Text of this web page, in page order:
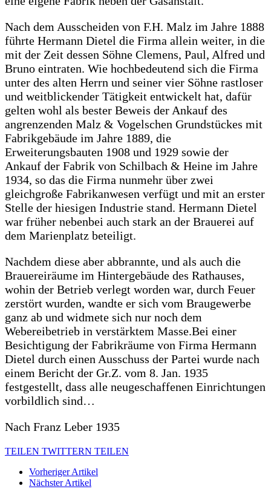
Nach dem Ausscheiden von F.H. Malz​ im Jahre 1888
führte Hermann Dietel die Firma allein weiter, in die
mit der Zeit dessen Söhne Clemens, Paul, Alfred und
Bruno eintraten. Wie hochbedeutend sich die Firma
unter des alten Herrn und seiner vier Söhne rastloser
und weitblickender Tätigkeit entwickelt hat, dafür
gelten wohl als bester Beweis der Ankauf des
angrenzenden Malz & Vogelschen Grundstückes mit
Fabrikgebäude im Jahre 1889, die
Erweiterungsbauten 1908 und 1929 sowie der
Ankauf der Fabrik von Schilbach & Heine im Jahre
1934, so das die Firma nunmehr über zwei
gleichgroße Fabrikanwesen verfügt und mit an erster
Stelle der hiesigen Industrie stand. Hermann Dietel
war früher nebenbei auch stark an der Brauerei auf
dem Marienplatz beteiligt.
Nachdem diese aber abbrannte, und als auch die
Brauereiräume im Hintergebäude des Rathauses,
wohin der Betrieb verlegt worden war, durch Feuer
zerstört wurden, wandte er sich vom Braugewerbe
ganz ab und widmete sich nur noch dem
Webereibetrieb in verstärktem Masse.Bei einer
Besichtigung der Fabrikräume von Firma Hermann
Dietel durch einen Ausschuss der Partei wurde nach
einem Bericht der Gr.Z. vom 8. Jan. 1935
festgestellt, dass alle neugeschaffenen Einrichtungen
vorbildlich sind…
Nach Franz Leber 1935
TEILEN TWITTERN TEILEN
Vorheriger Artikel
Nächster Artikel